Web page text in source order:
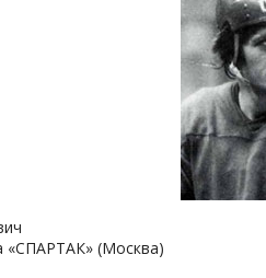
«СПАРТАК» (Москва)